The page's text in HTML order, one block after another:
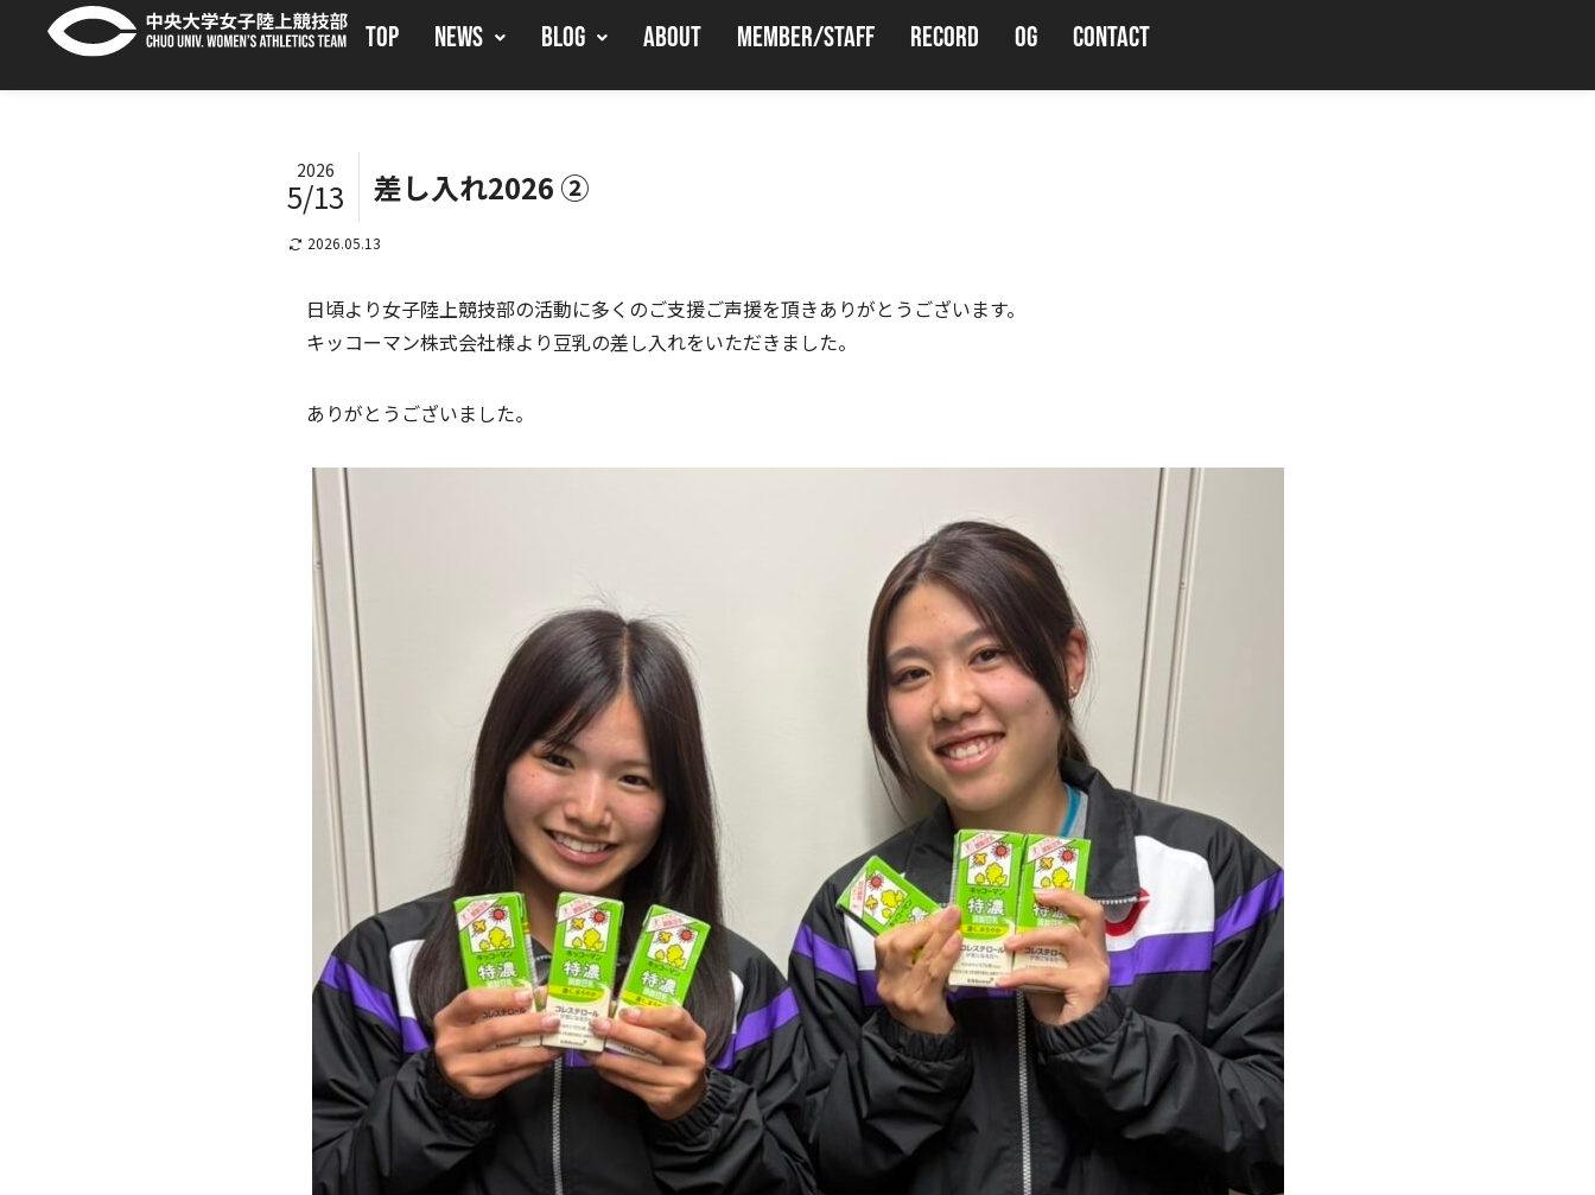
TOP NEWS BLOG ABOUT MEMBER/STAFF RECORD OG CONTACT
差し入れ2026 ②
2026
5/13
2026.05.13
日頃より女子陸上競技部の活動に多くのご支援ご声援を頂きありがとうございます。
キッコーマン株式会社様より豆乳の差し入れをいただきました。
ありがとうございました。